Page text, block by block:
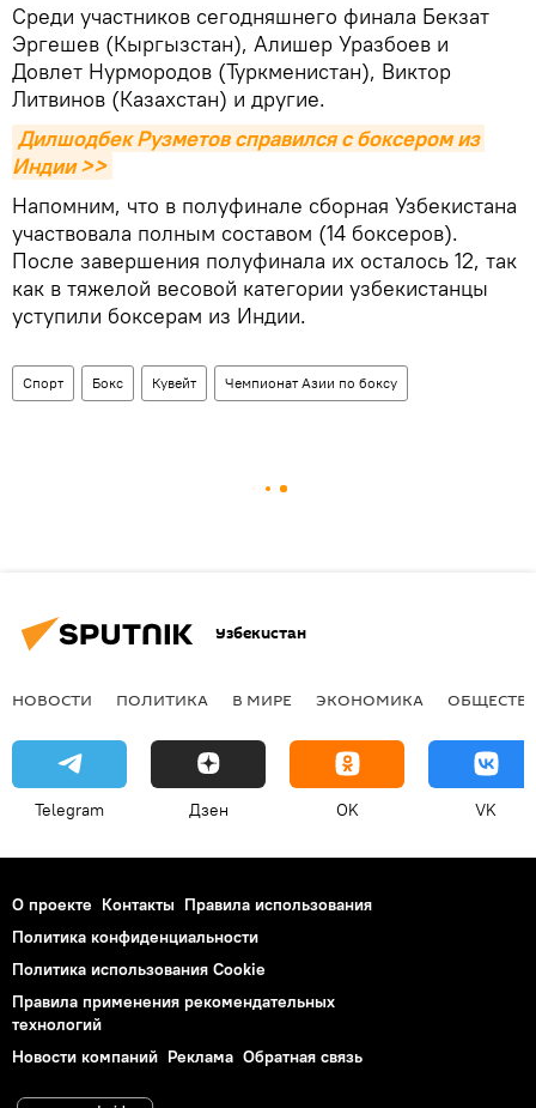
Среди участников сегодняшнего финала Бекзат
Эргешев (Кыргызстан), Алишер Уразбоев и
Довлет Нурмородов (Туркменистан), Виктор
Литвинов (Казахстан) и другие.
Дилшодбек Рузметов справился с боксером из
Индии >>
Напомним, что в полуфинале сборная Узбекистана
участвовала полным составом (14 боксеров).
После завершения полуфинала их осталось 12, так
как в тяжелой весовой категории узбекистанцы
уступили боксерам из Индии.
Спорт Бокс Кувейт Чемпионат Азии по боксу
Узбекистан
НОВОСТИ ПОЛИТИКА В МИРЕ ЭКОНОМИКА
Telegram Дзен OK VK
О проекте Контакты Правила использования
Политика конфиденциальности
Политика использования Cookie
Правила применения рекомендательных
технологий
Новости компаний Реклама Обратная связь